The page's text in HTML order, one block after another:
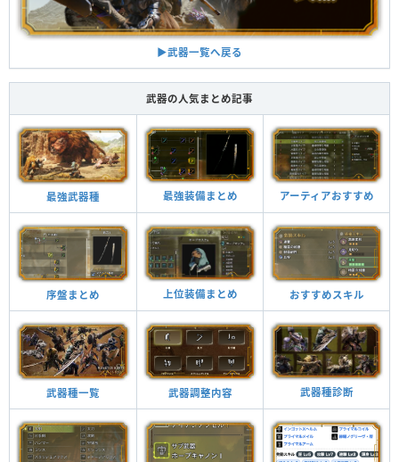
▶︎武器一覧へ戻る
武器の人気まとめ記事
最強武器種 最強装備まとめ アーティアおすすめ
序盤まとめ 上位装備まとめ おすすめスキル
武器種一覧 武器調整内容 武器種診断